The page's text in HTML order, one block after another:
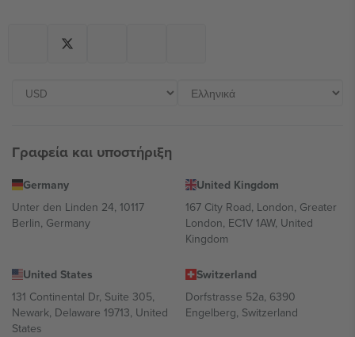
Γραφεία και υποστήριξη
Germany
Unter den Linden 24, 10117
Berlin, Germany
United Kingdom
167 City Road, London, Greater
London, EC1V 1AW, United
Kingdom
United States
131 Continental Dr, Suite 305,
Newark, Delaware 19713, United
States
Switzerland
Dorfstrasse 52a, 6390
Engelberg, Switzerland